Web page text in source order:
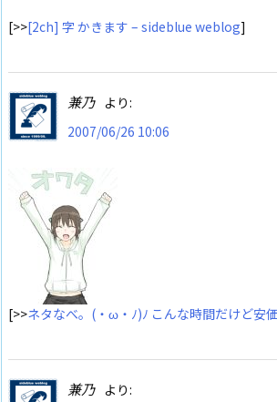
[>>[2ch] 字 かきます – sideblue weblog]
兼乃 より:
2007/06/26 10:06
[>>ネタなべ。(・ω・ﾉ)ﾉ こんな時間だけど安
兼乃 より: